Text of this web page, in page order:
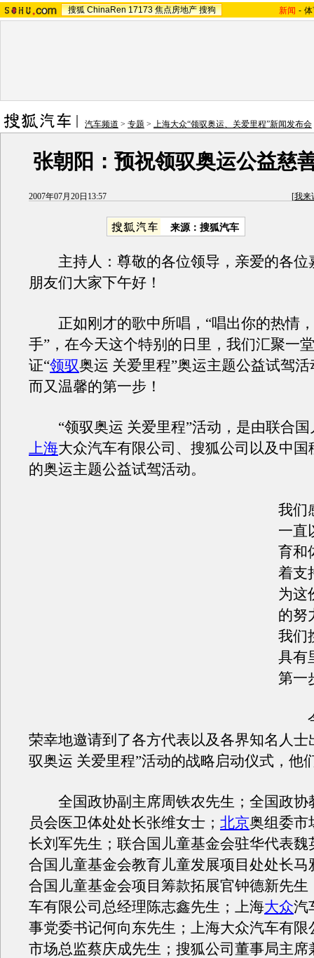
搜狐 ChinaRen 17173 焦点房地产 搜狗 新闻 -
汽车频道 > 专题 > 上海大众“领驭奥运、关爱里程”新闻发布会
张朝阳：预祝领驭奥运公益慈
2007年07月20日13:57 [我来
来源：搜狐汽车
主持人：尊敬的各位领导，亲爱的各位
朋友们大家下午好！
正如刚才的歌中所唱，“唱出你的热情
手”，在今天这个特别的日里，我们汇聚一
证“领驭奥运 关爱里程”奥运主题公益试驾
而又温馨的第一步！
“领驭奥运 关爱里程”活动，是由联合国
上海大众汽车有限公司、搜狐公司以及中国
的奥运主题公益试驾活动。
我们
一直
育和
着支
为这
的努
我们
具有
第一
今
荣幸地邀请到了各方代表以及各界知名人士
驭奥运 关爱里程”活动的战略启动仪式，他
全国政协副主席周铁农先生；全国政协
员会医卫体处处长张维女士； 北京奥组委市
长刘军先生；联合国儿童基金会驻华代表魏
合国儿童基金会教育儿童发展项目处处长马
合国儿童基金会项目筹款拓展官钟德新先生
车有限公司总经理陈志鑫先生；上海大众汽
事党委书记何向东先生；上海大众汽车有限
市场总监蔡庆成先生；搜狐公司董事局主席